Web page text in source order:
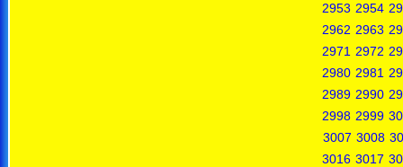
2953 2954
2962 2963
2971 2972
2980 2981
2989 2990
2998 2999
3007 3008
3016 3017